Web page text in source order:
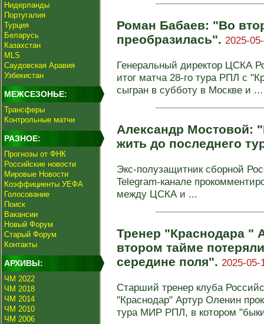
Нидерланды
Португалия
Турция
Беларусь
Казахстан
MLS
Саудовская Аравия
Узбекистан
МЕЖСЕЗОНЬЕ:
Трансферы
Контрольные матчи
РАЗНОЕ:
Прогнозы от ФНК
Российские новости
Мировые Новости
Коэффициенты УЕФА
Голосование
Поиск
Вакансии
Новый Форум
Старый Форум
Контакты
АРХИВЫ:
ЧМ 2022
ЧМ 2018
ЧМ 2014
ЧМ 2010
ЧМ 2006
Роман Бабаев: "Во
преобразилась". 2025-
Генеральный директор ЦСКА
итог матча 28‑го тура РПЛ с
сыгран в субботу в Москве и ...
Александр Мостовой:
жить до последнего
Экс-полузащитник сборной
Telegram‑канале
между ЦСКА и ...
Тренер "Краснодара "
втором тайме
середине поля". 2025-05-
Старший тренер клуба
"Краснодар" Артур Оленин
тура МИР РПЛ, в котором